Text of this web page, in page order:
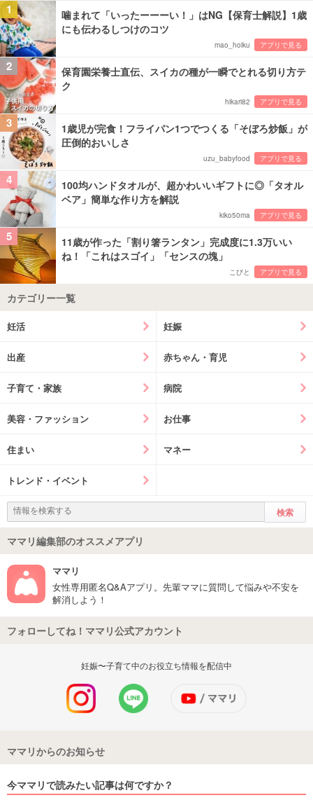
1
噛まれて「いったーーーい！」はNG【保育士解説】1歳
にも伝わるしつけのコツ
mao_hoiku アプリで見る
2
保育園栄養士直伝、スイカの種が一瞬でとれる切り方テ
ク
hikari82 アプリで見る
3
1歳児が完食！フライパン1つでつくる「そぼろ炒飯」が
圧倒的おいしさ
uzu_babyfood アプリで見る
4
100均ハンドタオルが、超かわいいギフトに◎「タオル
ベア」簡単な作り方を解説
kiko50ma アプリで見る
5
11歳が作った「割り箸ランタン」完成度に1.3万いい
ね！「これはスゴイ」「センスの塊」
こびと アプリで見る
カテゴリー一覧
妊活 妊娠
出産 赤ちゃん・育児
子育て・家族 病院
美容・ファッション お仕事
住まい マネー
トレンド・イベント
ママリ編集部のオススメアプリ
ママリ
女性専用匿名Q&Aアプリ。先輩ママに質問して悩みや不安を
解消しよう！
フォローしてね！ママリ公式アカウント
妊娠〜子育て中のお役立ち情報を配信中
ママリからのお知らせ
今ママリで読みたい記事は何ですか？